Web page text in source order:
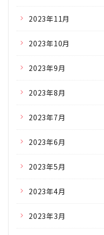
2023年11月
2023年10月
2023年9月
2023年8月
2023年7月
2023年6月
2023年5月
2023年4月
2023年3月